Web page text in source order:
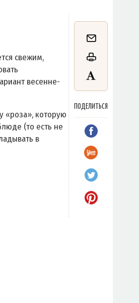
ПОДЕЛИТЬСЯ
свежим,
весенне-
«роза», которую
(то есть не
в